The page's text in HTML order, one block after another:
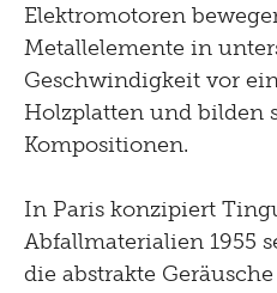
Elektromotoren
Metallelemente in
Geschwindigkeit vor
Holzplatten und bilden
Kompositionen.
In Paris konzipiert
Abfallmaterialien 1955
die abstrakte